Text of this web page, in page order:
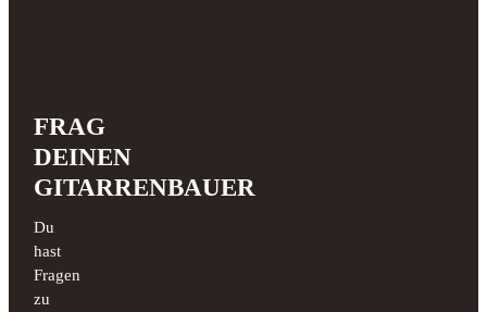
FRAG
DEINEN
GITARRENBAUER
Du
hast
Fragen
zu